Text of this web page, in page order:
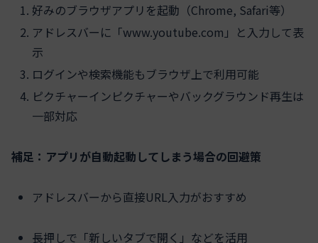
好みのブラウザアプリを起動（Chrome, Safari等）
アドレスバーに「www.youtube.com」と入力して表
示
ログインや検索機能もブラウザ上で利用可能
ピクチャーインピクチャーやバックグラウンド再生は
一部対応
補足：アプリが自動起動してしまう場合の回避策
アドレスバーから直接URL入力がおすすめ
長押しで「新しいタブで開く」などを活用